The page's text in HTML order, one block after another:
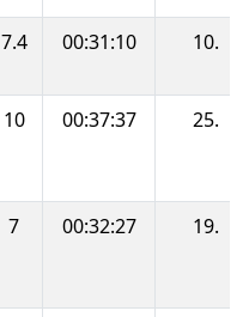
7.4 00:31:10 10.
10 00:37:37 25.
7 00:32:27 19.